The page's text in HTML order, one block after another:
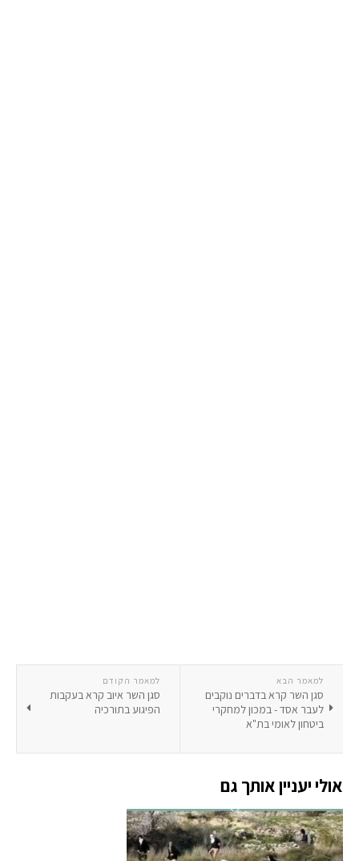
למאמר הקודם
סגן השר איוב קרא בעקבות
הפיגוע בתורכיה
למאמר הבא
סגן השר קרא בדברים נוקבים
לעבר אסד - במכון למחקרי
ביטחון לאומי בת"א
אולי יעניין אותך גם